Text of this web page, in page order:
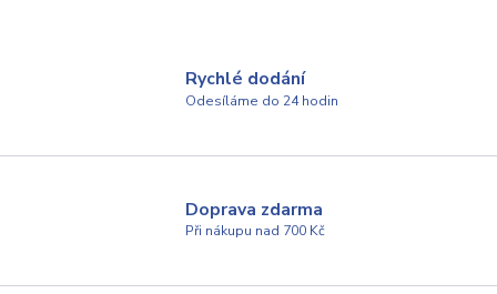
Rychlé dodání
Odesíláme do 24 hodin
Doprava zdarma
Při nákupu nad 700 Kč